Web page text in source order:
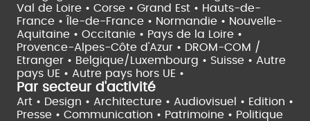
Val de Loire • Corse • Grand Est • Hauts-de-
France •
Île-de-France • Normandie • Nouvelle-
Aquitaine • Occitanie • Pays de la Loire •
Provence-Alpes-Côte d'Azur • DROM-COM /
Etranger • Belgique/Luxembourg • Suisse • Autre
pays UE • Autre pays hors UE •
Par secteur d'activité
Art • Design • Architecture • Audiovisuel • Edition •
Presse • Communication • Patrimoine • Politique